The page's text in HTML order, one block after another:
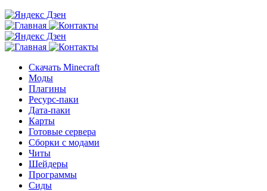
Скачать Minecraft
Моды
Плагины
Ресурс-паки
Дата-паки
Карты
Готовые сервера
Сборки с модами
Читы
Шейдеры
Программы
Сиды